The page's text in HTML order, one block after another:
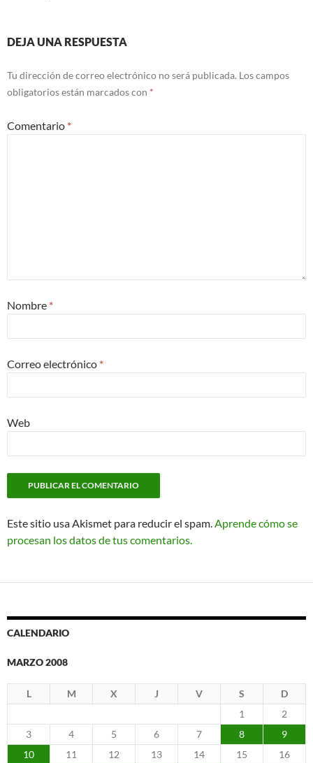
DEJA UNA RESPUESTA
Tu dirección de correo electrónico no será publicada. Los campos
obligatorios están marcados con *
Comentario *
Nombre *
Correo electrónico *
Web
Este sitio usa Akismet para reducir el spam.Aprende cómo se
procesan los datos de tus comentarios.
CALENDARIO
MARZO 2008
L M X J V S
D
1
2
3
4 5 6 7 8
9
10
11 12 13 14 15
16